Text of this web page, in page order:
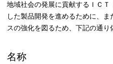
地域社会の発展に貢献するＩＣ
した製品開発を進めるために、
スの強化を図るため、下記の通り
名称